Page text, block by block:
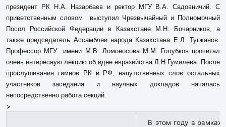
президент РК Н.А. Назарбаев и ректор МГУ В.А. Садовничий. С
приветственным словом выступил Чрезвычайный и Полномочный
Посол Российской Федерации в Казахстане М.Н. Бочарников, а
также председатель Ассамблеи народа Казахстана Е.Л. Тугжанов.
Профессор МГУ имени М.В. Ломоносова М.М. Голубков прочитал
очень интересную лекцию об идее евразийства Л.Н.Гумилева. После
прослушивания гимнов РК и РФ, напутственных слов остальных
участников заседания и научных докладов началась
непосредственно работа секций.
>
В этом году в рамках